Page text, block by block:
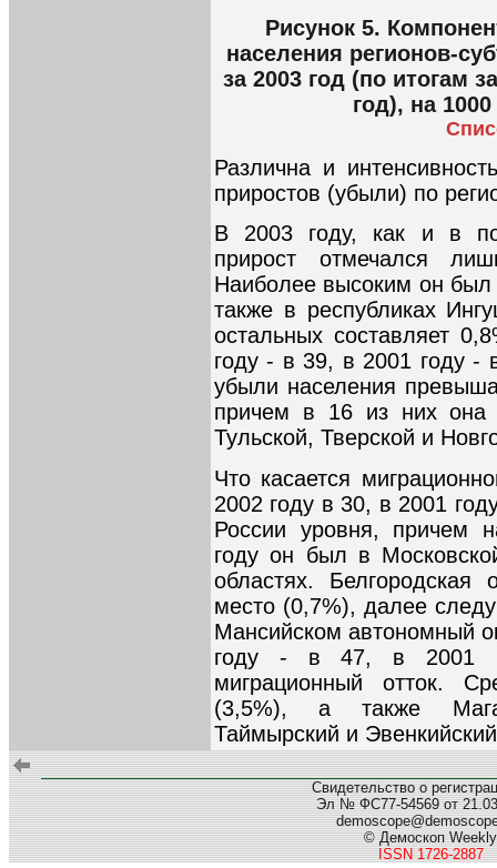
Рисунок 5.
населения регионов-
за 2003 год (по итогам
год), на
Различна и
приростов (убыли) по
В 2003 году, как и в
прирост отмечался
Наиболее высоким он был
также в республиках
остальных составляет
году - в 39, в 2001 году -
убыли населения
причем в 16 из них она
Тульской, Тверской и
Что касается
2002 году в 30, в 2001
России уровня, причем
году он был в
областях. Белгородская
место (0,7%), далее
Мансийском автономный
году - в 47, в 2001
миграционный отток.
(3,5%), а также
Таймырский и
Свидетельство о
Эл № ФС77-54569 от
© Демоскоп Weekly
ISSN 1726-2887